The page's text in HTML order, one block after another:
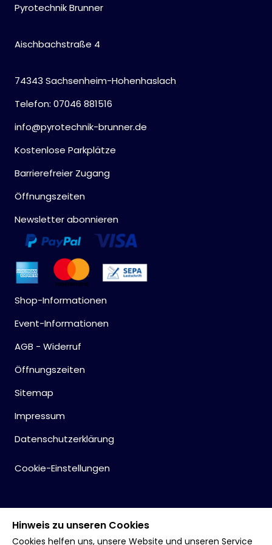
Pyrotechnik Brunner
Aischbachstraße 4
74343 Sachsenheim-Hohenhaslach
Telefon: 07046 881516
info@pyrotechnik-brunner.de
Kostenlose Parkplätze
Barrierefreier Zugang
Öffnungszeiten
Newsletter abonnieren
Shop-Informationen
Event-Informationen
AGB - Widerruf
Öffnungszeiten
Sitemap
Impressum
Datenschutzerklärung
Cookie-Einstellungen
Hinweis zu unseren Cookies
Cookies helfen uns, unsere Website und unseren Service